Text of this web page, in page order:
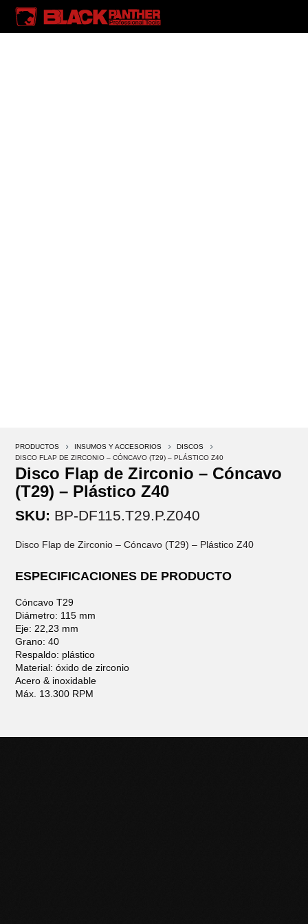
PRODUCTOS 5 INSUMOS Y ACCESORIOS 5 DISCOS 5
DISCO FLAP DE ZIRCONIO – CÓNCAVO (T29) – PLÁSTICO Z40
Disco Flap de Zirconio – Cóncavo
(T29) – Plástico Z40
SKU: BP-DF115.T29.P.Z040
Disco Flap de Zirconio – Cóncavo (T29) – Plástico Z40
ESPECIFICACIONES DE PRODUCTO
Cóncavo T29
Diámetro: 115 mm
Eje: 22,23 mm
Grano: 40
Respaldo: plástico
Material: óxido de zirconio
Acero & inoxidable
Máx. 13.300 RPM